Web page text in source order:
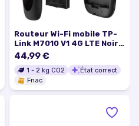
Routeur Wi-Fi mobile TP-
Link M7010 V1 4G LTE Noir
et Gris
44,99 €
1 - 2 kg CO2
État correct
Fnac